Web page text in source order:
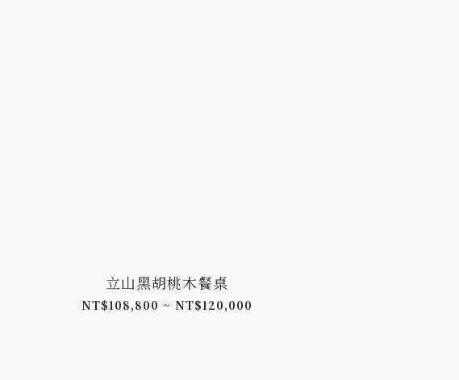
立山黑胡桃木餐桌
NT$108,800 ~ NT$120,000